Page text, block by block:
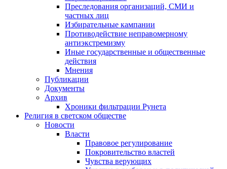
Преследования организаций, СМИ и
частных лиц
Избирательные кампании
Противодействие неправомерному
антиэкстремизму
Иные государственные и общественные
действия
Мнения
Публикации
Документы
Архив
Хроники фильтрации Рунета
Религия в светском обществе
Новости
Власти
Правовое регулирование
Покровительство властей
Чувства верующих